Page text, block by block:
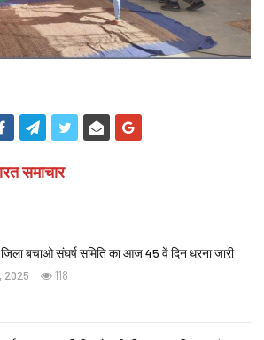
समाचार
जिला बचाओ संघर्ष समिति का आज 45 वें दिन धरना जारी
2025 118